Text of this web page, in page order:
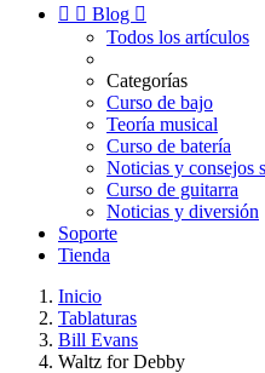
  Blog 
Todos los artículos
Categorías
Curso de bajo
Teoría musical
Curso de batería
Noticias y consejos
Curso de guitarra
Noticias y diversión
Soporte
Tienda
Inicio
Tablaturas
Bill Evans
Waltz for Debby